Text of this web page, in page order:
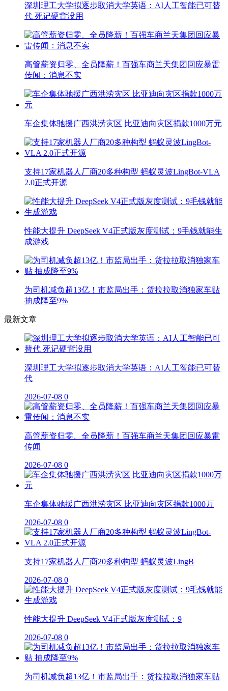
深圳理工大学拟逐步取消大学英语：AI人工智能已可替
代 死记硬背没用
高管薪资归零、全员降薪！百强车商兰天集团回应暴雷
传闻：消息不实
车企集体驰援广西洪涝灾区 比亚迪向灾区捐款1000万元
支持17家机器人厂商20多种构型 蚂蚁灵波LingBot-VLA
2.0正式开源
性能大提升 DeepSeek V4正式版灰度测试：9毛钱就能生
成游戏
为司机减负超13亿！市监局出手：货拉拉取消独家车贴
抽成降至9%
最新文章
深圳理工大学拟逐步取消大学英语：AI人工智能已可替
代
2026-07-08 0
高管薪资归零、全员降薪！百强车商兰天集团回应暴雷
传闻
2026-07-08 0
车企集体驰援广西洪涝灾区 比亚迪向灾区捐款1000万
2026-07-08 0
支持17家机器人厂商20多种构型 蚂蚁灵波LingB
2026-07-08 0
性能大提升 DeepSeek V4正式版灰度测试：9
2026-07-08 0
为司机减负超13亿！市监局出手：货拉拉取消独家车贴